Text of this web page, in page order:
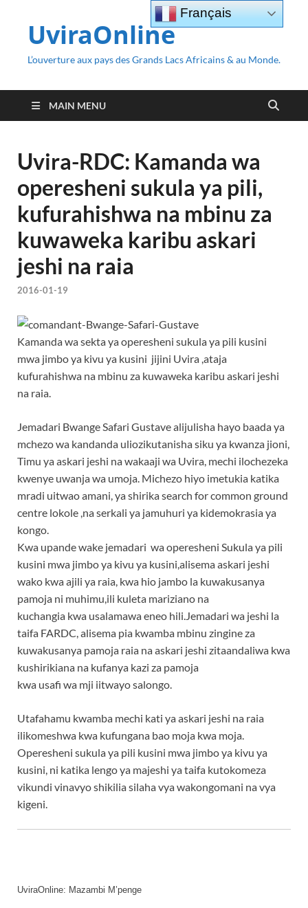
UviraOnline
L’ouverture aux pays des Grands Lacs Africains & au Monde.
MAIN MENU
Uvira-RDC: Kamanda wa
operesheni sukula ya pili,
kufurahishwa na mbinu za
kuwaweka karibu askari
jeshi na raia
2016-01-19
Kamanda wa sekta ya operesheni sukula ya pili kusini
mwa jimbo ya kivu ya kusini jijini Uvira ,ataja
kufurahishwa na mbinu za kuwaweka karibu askari jeshi
na raia.
Jemadari Bwange Safari Gustave alijulisha hayo baada ya
mchezo wa kandanda uliozikutanisha siku ya kwanza jioni,
Timu ya askari jeshi na wakaaji wa Uvira, mechi ilochezeka
kwenye uwanja wa umoja. Michezo hiyo imetukia katika
mradi uitwao amani, ya shirika search for common ground
centre lokole ,na serkali ya jamuhuri ya kidemokrasia ya
kongo.
Kwa upande wake jemadari wa operesheni Sukula ya pili
kusini mwa jimbo ya kivu ya kusini,alisema askari jeshi
wako kwa ajili ya raia, kwa hio jambo la kuwakusanya
pamoja ni muhimu,ili kuleta mariziano na
kuchangia kwa usalamawa eneo hili.Jemadari wa jeshi la
taifa FARDC, alisema pia kwamba mbinu zingine za
kuwakusanya pamoja raia na askari jeshi zitaandaliwa kwa
kushirikiana na kufanya kazi za pamoja
kwa usafi wa mji iitwayo salongo.
Utafahamu kwamba mechi kati ya askari jeshi na raia
ilikomeshwa kwa kufungana bao moja kwa moja.
Operesheni sukula ya pili kusini mwa jimbo ya kivu ya
kusini, ni katika lengo ya majeshi ya taifa kutokomeza
vikundi vinavyo shikilia silaha vya wakongomani na vya
kigeni.
UviraOnline: Mazambi M’penge
Français